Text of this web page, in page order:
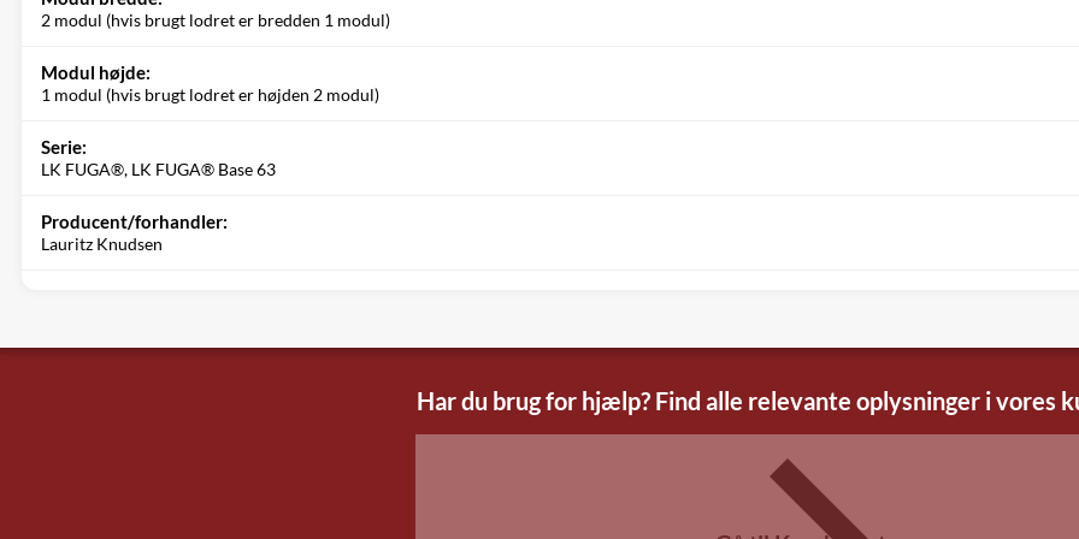
2 modul (hvis brugt lodret er bredden 1 modul)
Modul højde:
1 modul (hvis brugt lodret er højden 2 modul)
Serie:
LK FUGA®, LK FUGA® Base 63
Producent/forhandler:
Lauritz Knudsen
Har du brug for hjælp? Find alle relevante oplysninger i vores